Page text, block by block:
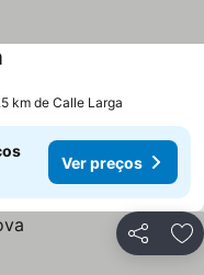
km de Calle Larga
Ver preços
Partilhar